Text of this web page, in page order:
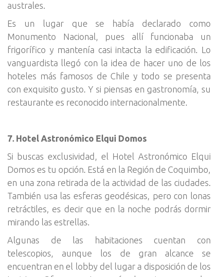
australes.
Es un lugar que se había declarado como
Monumento Nacional, pues allí funcionaba un
frigorífico y mantenía casi intacta la edificación. Lo
vanguardista llegó con la idea de hacer uno de los
hoteles más famosos de Chile y todo se presenta
con exquisito gusto. Y si piensas en gastronomía, su
restaurante es reconocido internacionalmente.
7. Hotel Astronómico Elqui Domos
Si buscas exclusividad, el Hotel Astronómico Elqui
Domos es tu opción. Está en la Región de Coquimbo,
en una zona retirada de la actividad de las ciudades.
También usa las esferas geodésicas, pero con lonas
retráctiles, es decir que en la noche podrás dormir
mirando las estrellas.
Algunas de las habitaciones cuentan con
telescopios, aunque los de gran alcance se
encuentran en el lobby del lugar a disposición de los